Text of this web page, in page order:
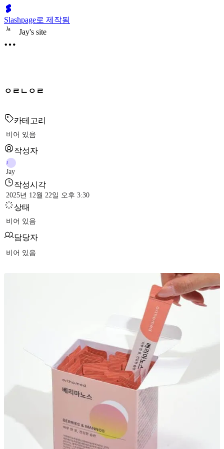
Slashpage로 제작됨
Ja Jay's site
ㅇㄹㄴㅇㄹ
카테고리
비어 있음
작성자
J
Jay
작성시각
2025년 12월 22일 오후 3:30
상태
비어 있음
담당자
비어 있음